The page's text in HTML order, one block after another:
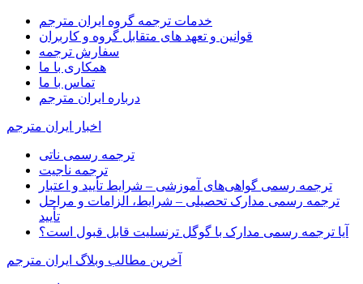
خدمات ترجمه گروه ایران مترجم
قوانین و تعهد های متقابل گروه و کاربران
سفارش ترجمه
همکاری با ما
تماس با ما
درباره ایران مترجم
اخبار ایران مترجم
ترجمه رسمی ناتی
ترجمه ناجیت
ترجمه رسمی گواهی‌های آموزشی – شرایط تأیید و اعتبار
ترجمه رسمی مدارک تحصیلی – شرایط، الزامات و مراحل
تأیید
آیا ترجمه رسمی مدارک با گوگل ترنسلیت قابل قبول است؟
آخرین مطالب وبلاگ ایران مترجم